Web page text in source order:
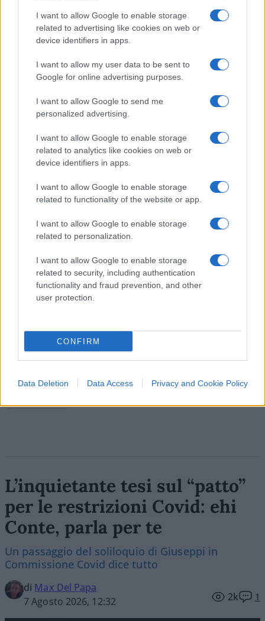
I want to allow Google to enable storage
related to advertising like cookies on web or
device identifiers in apps.
I want to allow my user data to be sent to
Google for online advertising purposes.
I want to allow Google to send me
personalized advertising.
I want to allow Google to enable storage
related to analytics like cookies on web or
device identifiers in apps.
I want to allow Google to enable storage
related to functionality of the website or app.
I want to allow Google to enable storage
related to personalization.
I want to allow Google to enable storage
related to security, including authentication
functionality and fraud prevention, and other
user protection.
CONFIRM
Data Deletion Data Access Privacy and Cookie Policy
d’animo. Quando invece le stesse regole sono
troppe ed eccessivamente complicate e formali
mondo del lavoro verso unaderiva anarchica
Claudio Romiti
Nicolaporro.it è anche su Whatsapp. È sufficiente
per iscriversi al canale ed essere sempre
aggiornati (gratis).
#FIRENZE #MAURIZIO LANDINI
34
Leggi i commenti
Vignetta del 07/08/2026
L’inquietante tesi sul “patto”
per le restrizioni Covid: ehi
Conte, parla per te
Un passaggio del soliloquio di Giuseppi in
Commissione Covid dice tutto
di Max Del Papa
7 Agosto 2026, 12:32
2k 1